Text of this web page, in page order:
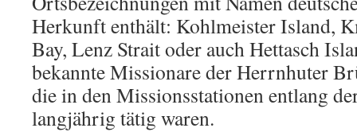
Herkunft enthält: Kohlmeister Island,
Bay, Lenz Strait oder auch Hettasch
bekannte Missionare der Herrnhuter
die in den Missionsstationen entlang
langjährig tätig waren.